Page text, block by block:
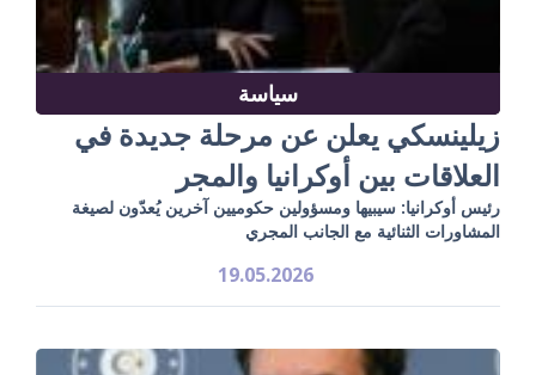
سياسة
زيلينسكي يعلن عن مرحلة جديدة في
العلاقات بين أوكرانيا والمجر
رئيس أوكرانيا: سيبيها ومسؤولين حكوميين آخرين يُعدّون لصيغة
المشاورات الثنائية مع الجانب المجري
19.05.2026